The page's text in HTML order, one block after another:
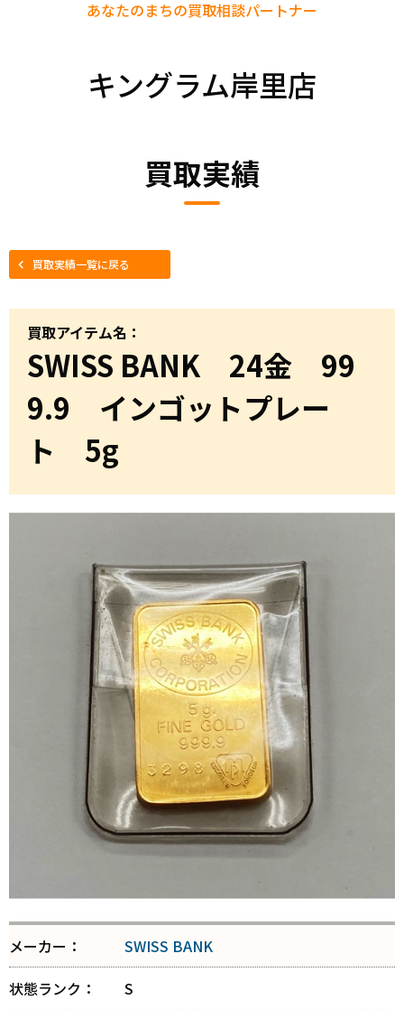
キングラム岸里店
あなたのまちの買取相談パートナー
買取実績
買取実績一覧に戻る
買取アイテム名：
SWISS BANK 24金 99
9.9 インゴットプレー
ト 5g
メーカー：
SWISS BANK
状態ランク：
S